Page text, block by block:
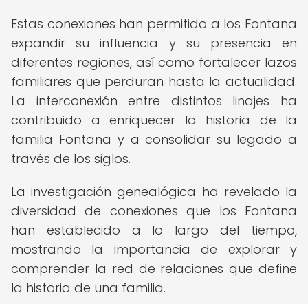
Estas conexiones han permitido a los Fontana
expandir su influencia y su presencia en
diferentes regiones, así como fortalecer lazos
familiares que perduran hasta la actualidad.
La interconexión entre distintos linajes ha
contribuido a enriquecer la historia de la
familia Fontana y a consolidar su legado a
través de los siglos.
La investigación genealógica ha revelado la
diversidad de conexiones que los Fontana
han establecido a lo largo del tiempo,
mostrando la importancia de explorar y
comprender la red de relaciones que define
la historia de una familia.